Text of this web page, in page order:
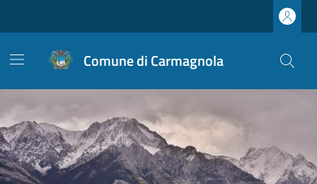
Comune di Carmagnola